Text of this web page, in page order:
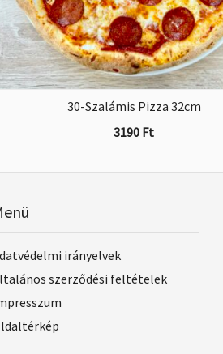
30-Szalámis Pizza 32cm
3190 Ft
irányelvek
szerződési feltételek